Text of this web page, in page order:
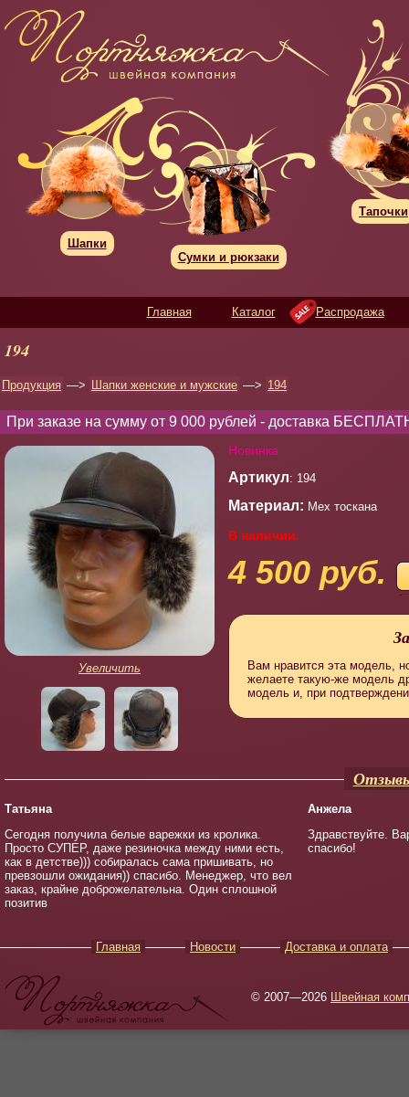
Шапки
Сумки и рюкзаки
Тапочки
Главная Каталог Распродажа
194
Продукция —> Шапки женские и мужские —> 194
При заказе на сумму от 9 000 рублей - доставка
Увеличить
Новинка
Артикул: 194
Материал: Мех тоскана
В наличии.
4 500 руб.
Вам нравится эта модель,
желаете такую-же модель
модель и, при
Татьяна
Сегодня получила белые варежки из кролика.
Просто СУПЕР, даже резиночка между ними есть,
как в детстве))) собиралась сама пришивать, но
превзошли ожидания)) спасибо. Менеджер, что вел
заказ, крайне доброжелательна. Один сплошной
позитив
Анжела
Здравствуйте.
спасибо!
Главная Новости Доставка и оплата
© 2007—2026 Швейная